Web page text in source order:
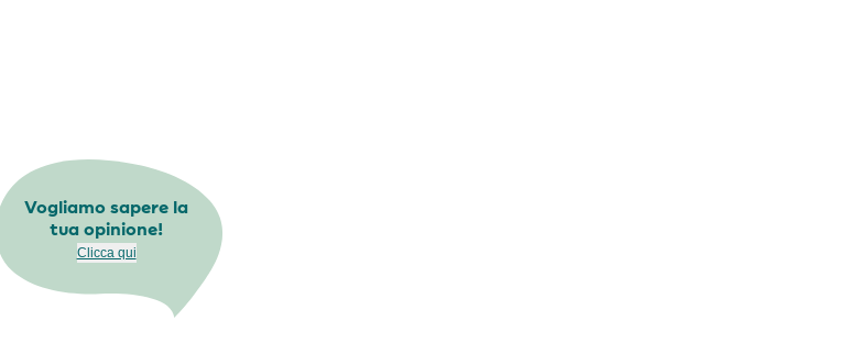
Vogliamo sapere la
tua opinione!
Clicca qui